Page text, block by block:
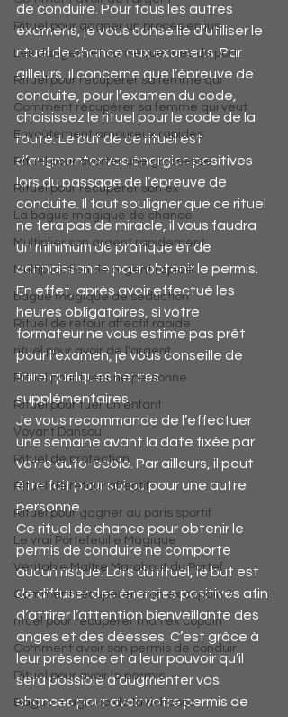
Rituel pour gagner un procès en jus
Les dangers et conséquences du port
Rituel pour récupérer sa femme qui
Comment récupérer sa femme qui veut
Envoûtement amoureux rapides
Rituel pour avorter une grossesse
Rituel pour récupérer son ex
La bague magique de chance
Multiplier son argent rapidement
Multiplication de argent rapide
bague magique de séduction
Rituel de retour affectif rapide
rituel pour avoir de l'argent
Rituel pour tuer une personne
Rituel pour tuer un enfant
Voyant Dansou
Rituel de protection
Rituel de retour affectif
Rituel pour gagner au paris sportif
Le vrai Portefeuille Magique
Véritable Maître Marabout du Portef
Comment récupérer mon ex copain ?
rituel pour récupérer mon ex copain
Comment avoir son permis de conduir
Rituel pour avoir le permis
Bague magique de la richesse
de conduire. Pour tous les autres
examens, je vous conseille d’utiliser le
rituel de chance aux examens. Par
ailleurs, il concerne que l’épreuve de
conduite, pour l’examen du code,
choisissez le rituel pour le code de la
route. Le but de ce rituel est
d’augmenter vos énergies positives
lors du passage de l’épreuve de
conduite. Il faut souligner que ce rituel
ne fera pas de miracle, il vous faudra
un minimum de pratique et de
connaissance pour obtenir le permis.
En effet, après avoir effectué les
heures obligatoires, si votre
formateur ne vous estime pas prêt
pour l’examen, je vous conseille de
faire quelques heures
supplémentaires.
Je vous recommande de l’effectuer
une semaine avant la date fixée par
votre auto-école. Par ailleurs, il peut
être fait pour soi ou pour une autre
personne.
Ce rituel de chance pour obtenir le
permis de conduire ne comporte
aucun risque. Lors du rituel, le but est
de diffuser des énergies positives afin
d’attirer l’attention bienveillante des
anges et des déesses. C’est grâce à
leur présence et à leur pouvoir qu’il
sera possible d’augmenter vos
chances pour avoir votre permis de